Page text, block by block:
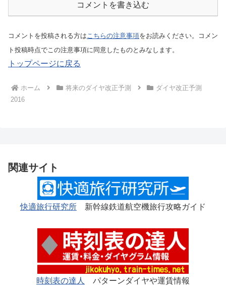
コメントを書き込む
コメントを投稿される方はこちらの注意事項をお読みください。コメン
ト投稿時点でこの注意事項に同意したものとみなします。
トップページに戻る
ホーム 将来のダイヤ改正予測
ダイヤ改正予測
2016
関連サイト
快適旅行研究所 新幹線鉄道航空機旅行攻略ガイド
時刻表の達人 パターンダイヤや運賃情報